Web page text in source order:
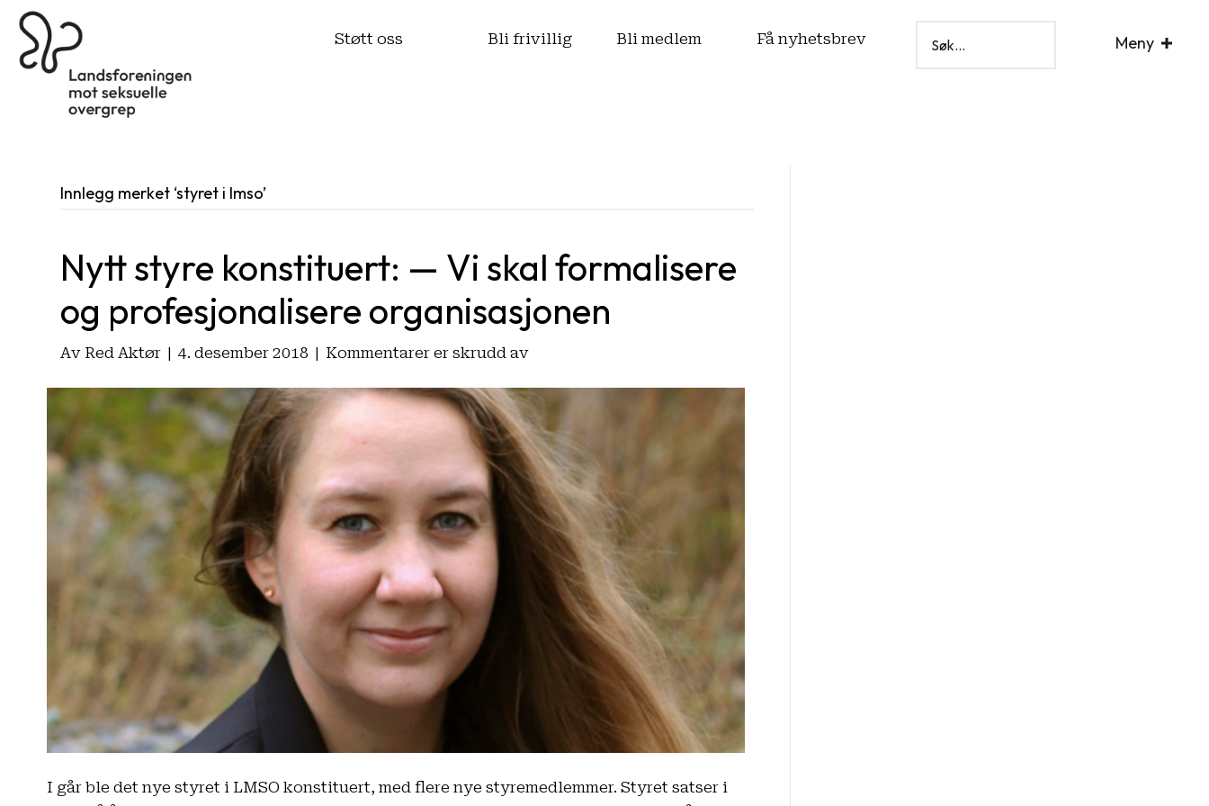
Støtt oss Bli frivillig Bli medlem Få nyhetsbrev Meny
Innlegg merket ‘styret i lmso’
Nytt styre konstituert: — Vi skal formalisere
og profesjonalisere organisasjonen
Av Red Aktør | 4. desember 2018 | Kommentarer er skrudd avfor
styre
konstituert:
—
Vi
skal
formalisere
og
profesjonalisere
organisasjonen
I går ble det nye styret i LMSO konstituert, med flere nye styremedlemmer. Styret satser i